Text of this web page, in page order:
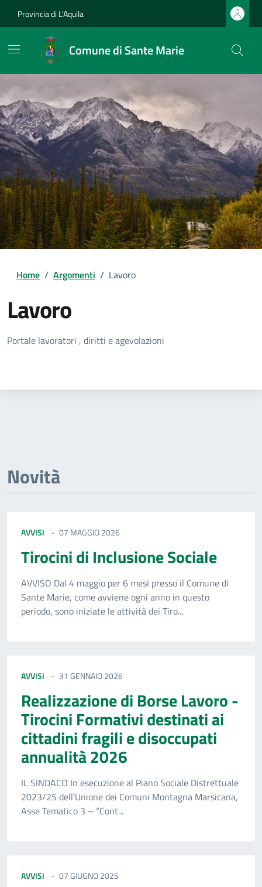
Provincia di L'Aquila
Comune di Sante Marie
Home / Argomenti / Lavoro
Lavoro
Dettagli della notizia
Portale lavoratori , diritti e agevolazioni
Novità
AVVISI 07 MAGGIO 2026
Tirocini di Inclusione Sociale
AVVISO Dal 4 maggio per 6 mesi presso il Comune di
Sante Marie, come avviene ogni anno in questo
periodo, sono iniziate le attività dei Tiro...
AVVISI 31 GENNAIO 2026
Realizzazione di Borse Lavoro -
Tirocini Formativi destinati ai
cittadini fragili e disoccupati
annualità 2026
IL SINDACO In esecuzione al Piano Sociale Distrettuale
2023/25 dell’Unione dei Comuni Montagna Marsicana,
Asse Tematico 3 – “Cont...
AVVISI 07 GIUGNO 2025